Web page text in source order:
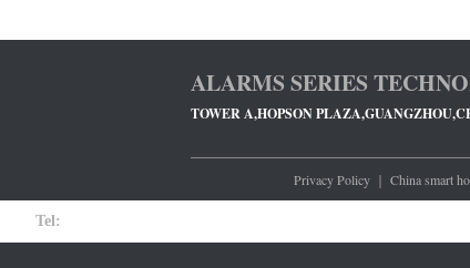
ALARMS SERIES
TOWER A,HOPSON
Privacy Policy｜ China smart
Tel: